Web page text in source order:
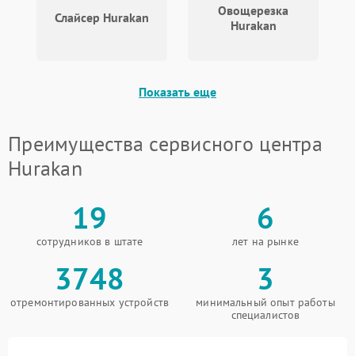
Слайсер Hurakan
Овощерезка
Hurakan
Показать еще
Преимущества сервисного центра
Hurakan
19
сотрудников в штате
6
лет на рынке
3748
отремонтированных устройств
3
минимальный опыт работы
специалистов